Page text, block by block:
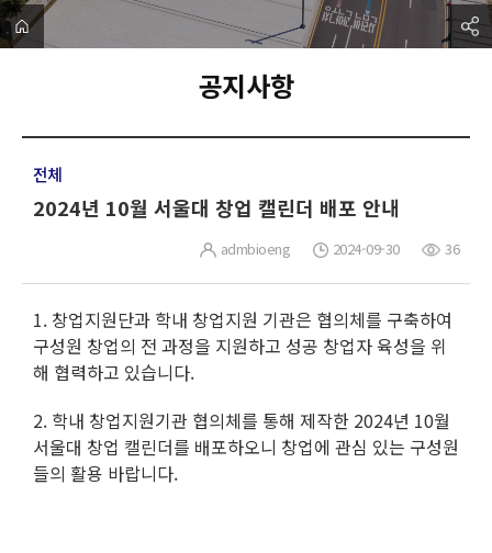
공지사항
전체
2024년 10월 서울대 창업 캘린더 배포 안내
admbioeng 2024-09-30 36
1. 창업지원단과 학내 창업지원 기관은 협의체를 구축하여
구성원 창업의 전 과정을 지원하고 성공 창업자 육성을 위
해 협력하고 있습니다.
2. 학내 창업지원기관 협의체를 통해 제작한 2024년 10월
서울대 창업 캘린더를 배포하오니 창업에 관심 있는 구성원
들의 활용 바랍니다.